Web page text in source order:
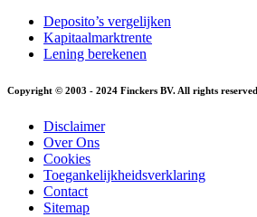
Deposito’s vergelijken
Kapitaalmarktrente
Lening berekenen
Copyright © 2003 - 2024 Finckers BV. All rights reserved
Disclaimer
Over Ons
Cookies
Toegankelijkheidsverklaring
Contact
Sitemap